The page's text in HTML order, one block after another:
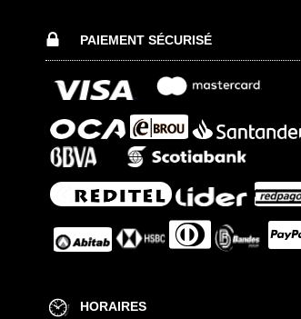
PAIEMENT SÉCURISÉ
HORAIRES